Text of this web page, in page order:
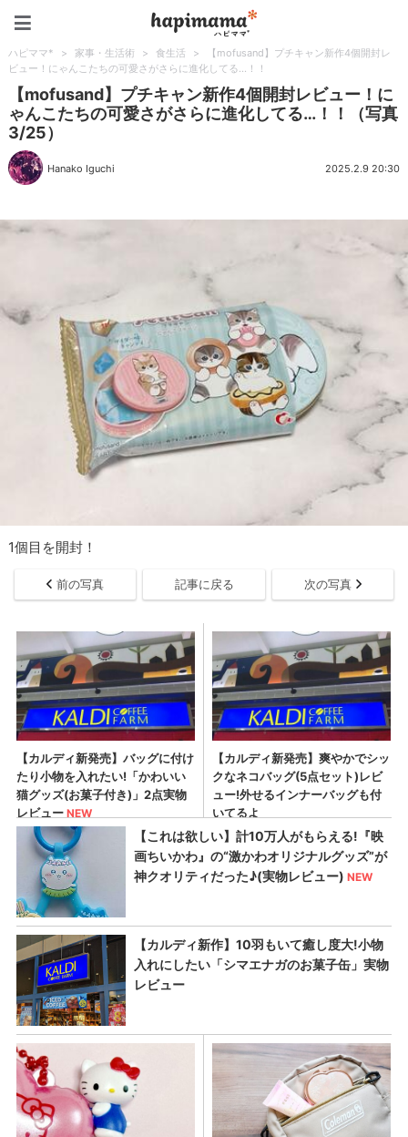
ハピママ* > 家事・生活術 > 食生活 >
【mofusand】プチキャン新作4個開封レ
ビュー！にゃんこたちの可愛さがさらに進化してる…！！
【mofusand】プチキャン新作4個開封レビュー！に
ゃんこたちの可愛さがさらに進化してる…！！（写真
3/25）
Hanako Iguchi 2025.2.9 20:30
1個目を開封！
前の写真 記事に戻る 次の写真